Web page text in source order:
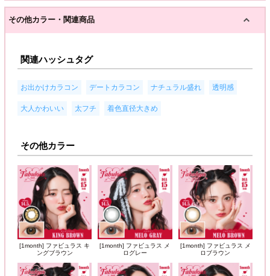
その他カラー・関連商品
関連ハッシュタグ
お出かけカラコン デートカラコン ナチュラル盛れ 透明感
大人かわいい 太フチ 着色直径大きめ
その他カラー
[1month] ファビュラス キ
ングブラウン
[1month] ファビュラス メ
ログレー
[1month] ファビュラス メ
ロブラウン